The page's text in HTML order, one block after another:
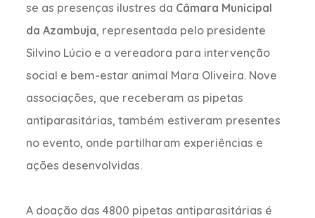
se as presenças ilustres da Câmara Municipal
da Azambuja, representada pelo presidente
Silvino Lúcio e a vereadora para intervenção
social e bem-estar animal Mara Oliveira. Nove
associações, que receberam as pipetas
antiparasitárias, também estiveram presentes
no evento, onde partilharam experiências e
ações desenvolvidas.
A doação das 4800 pipetas antiparasitárias é